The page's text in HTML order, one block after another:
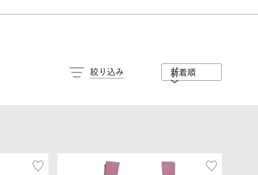
絞り込み 新着順